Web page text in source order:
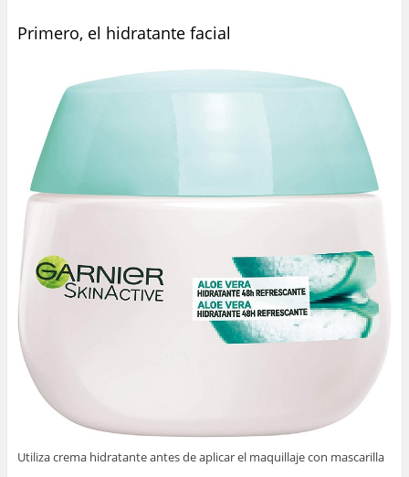
Primero, el hidratante facial
Utiliza crema hidratante antes de aplicar el maquillaje con mascarilla